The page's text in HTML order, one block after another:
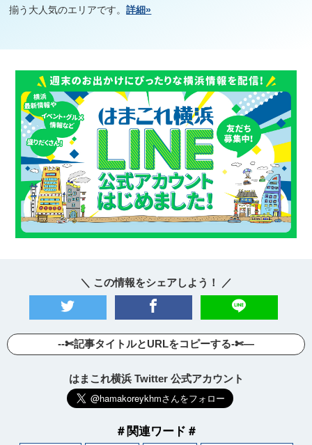
揃う大人気のエリアです。詳細»
＼ この情報をシェアしよう！ ／
--✄記事タイトルとURLをコピーする-✄—
はまこれ横浜 Twitter 公式アカウント
＃関連ワード＃